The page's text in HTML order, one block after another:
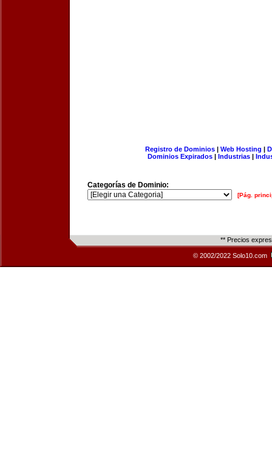
Registro de Dominios| Web Hosting |
Dominios Expirados | Industrias |
Categorías de Dominio:
[Pág.
** Precios
© 2002/2022 Solo10.com